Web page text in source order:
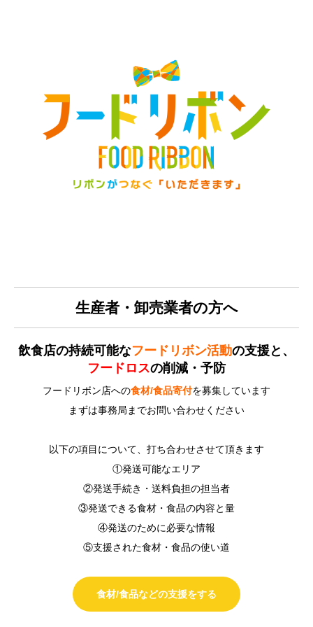
生産者・卸売業者の方へ
飲食店の持続可能なフードリボン活動の支援と、
フードロスの削減・予防
フードリボン店への食材/食品寄付を募集しています
まずは事務局までお問い合わせください
以下の項目について、打ち合わせさせて頂きます
①発送可能なエリア
②発送手続き・送料負担の担当者
③発送できる食材・食品の内容と量
④発送のために必要な情報
⑤支援された食材・食品の使い道
食材/食品などの支援をする